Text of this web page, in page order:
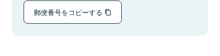
郵便番号をコピーする